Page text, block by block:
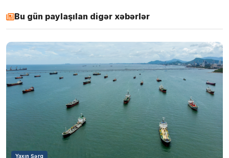
Bu gün paylaşılan digər xəbərlər
Yaxın Şərq